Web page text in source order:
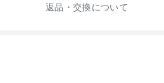
返品・交換について